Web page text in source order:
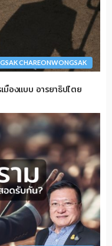
CHAREONWONGSAK
มืองแบบ อารยาธิปไตย